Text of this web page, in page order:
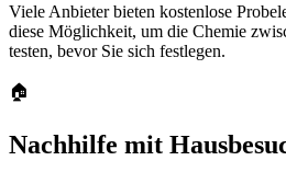
Viele Anbieter bieten kostenlose
diese Möglichkeit, um die Chemie
testen, bevor Sie sich festlegen.
🏠
Nachhilfe mit